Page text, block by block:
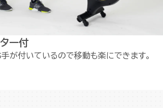
ー付
が付いているので移動も楽にできます。